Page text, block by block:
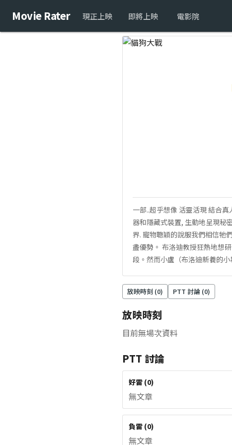
Movie Rater 現正上映 即將上映 電影院
一部..超乎想像 活靈活現 結合
器和隱藏式裝置, 生動地呈現秘
界. 寵物聰穎的說服我們相信牠
盡優勢。 布洛迪教授狂熱地想
段。然而小盧（布洛迪新養的
放映時刻 (0) PTT 討論 (0)
放映時刻
目前無場次資料
PTT 討論
好雷 (0)
無文章
負雷 (0)
無文章